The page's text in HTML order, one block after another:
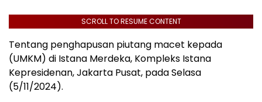
SCROLL TO RESUME CONTENT
Tentang penghapusan piutang macet kepada
(UMKM) di Istana Merdeka, Kompleks Istana
Kepresidenan, Jakarta Pusat, pada Selasa
(5/11/2024).